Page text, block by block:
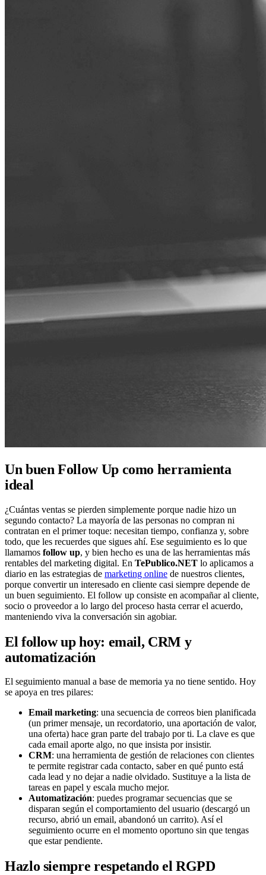
Un buen Follow Up como herramienta
ideal
¿Cuántas ventas se pierden simplemente porque nadie hizo un
segundo contacto? La mayoría de las personas no compran ni
contratan en el primer toque: necesitan tiempo, confianza y, sobre
todo, que les recuerdes que sigues ahí. Ese seguimiento es lo que
llamamos follow up, y bien hecho es una de las herramientas más
rentables del marketing digital. En TePublico.NET lo aplicamos a
diario en las estrategias de marketing online de nuestros clientes,
porque convertir un interesado en cliente casi siempre depende de
un buen seguimiento. El follow up consiste en acompañar al cliente,
socio o proveedor a lo largo del proceso hasta cerrar el acuerdo,
manteniendo viva la conversación sin agobiar.
El follow up hoy: email, CRM y
automatización
El seguimiento manual a base de memoria ya no tiene sentido. Hoy
se apoya en tres pilares:
Email marketing: una secuencia de correos bien planificada
(un primer mensaje, un recordatorio, una aportación de valor,
una oferta) hace gran parte del trabajo por ti. La clave es que
cada email aporte algo, no que insista por insistir.
CRM: una herramienta de gestión de relaciones con clientes
te permite registrar cada contacto, saber en qué punto está
cada lead y no dejar a nadie olvidado. Sustituye a la lista de
tareas en papel y escala mucho mejor.
Automatización: puedes programar secuencias que se
disparan según el comportamiento del usuario (descargó un
recurso, abrió un email, abandonó un carrito). Así el
seguimiento ocurre en el momento oportuno sin que tengas
que estar pendiente.
Hazlo siempre respetando el RGPD